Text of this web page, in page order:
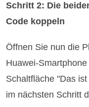
Schritt 2: Die
Code koppeln
Öffnen Sie nun die
Huawei-
Schaltfläche "Das
im nächsten Schritt